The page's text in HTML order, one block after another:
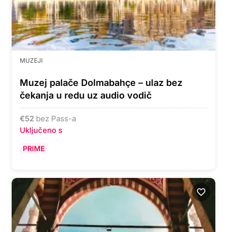
MUZEJI
Muzej palače Dolmabahçe – ulaz bez
čekanja u redu uz audio vodič
€52 bez Pass-a
Uključeno s
PRIME